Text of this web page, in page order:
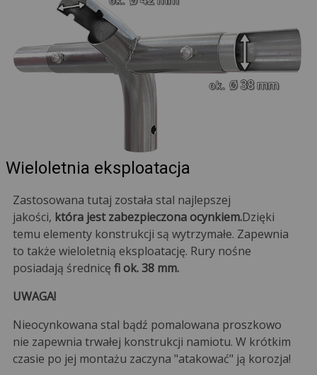
Wieloletnia eksploatacja
Zastosowana tutaj została stal najlepszej
jakości, która jest zabezpieczona ocynkiem.Dzięki
temu elementy konstrukcji są wytrzymałe. Zapewnia
to także wieloletnią eksploatację. Rury nośne
posiadają średnicę fi ok. 38 mm.
UWAGA!
Nieocynkowana stal bądź pomalowana proszkowo
nie zapewnia trwałej konstrukcji namiotu. W krótkim
czasie po jej montażu zaczyna "atakować" ją korozja!